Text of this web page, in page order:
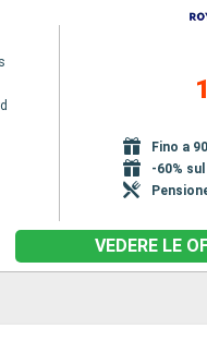
Fino a
-60%
VEDERE LE